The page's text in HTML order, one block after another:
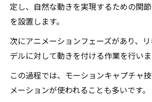
定し、自然な動きを実現するための関
を設置します。
次にアニメーションフェーズがあり、
デルに対して動きを付ける作業を行いま
この過程では、モーションキャプチャ
メーションが使われることも多いです。